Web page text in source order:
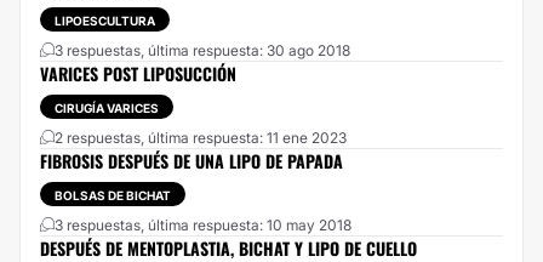
LIPOESCULTURA
3 respuestas, última respuesta: 30 ago 2018
VARICES POST LIPOSUCCIÓN
CIRUGÍA VARICES
2 respuestas, última respuesta: 11 ene 2023
FIBROSIS DESPUÉS DE UNA LIPO DE PAPADA
BOLSAS DE BICHAT
3 respuestas, última respuesta: 10 may 2018
DESPUÉS DE MENTOPLASTIA, BICHAT Y LIPO DE CUELLO